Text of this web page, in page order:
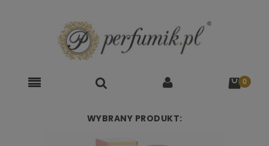
WYBRANY PRODUKT: